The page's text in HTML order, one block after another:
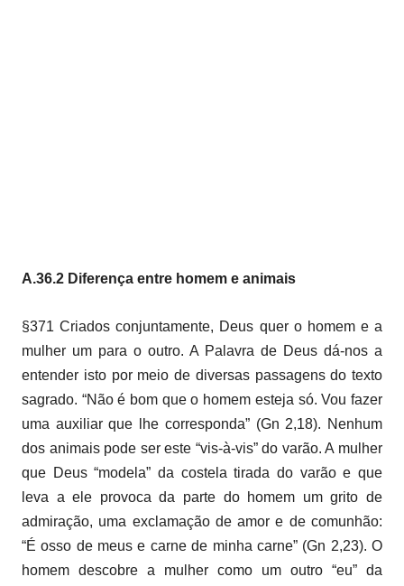
A.36.2 Diferença entre homem e animais
§371 Criados conjuntamente, Deus quer o homem e a
mulher um para o outro. A Palavra de Deus dá-nos a
entender isto por meio de diversas passagens do texto
sagrado. “Não é bom que o homem esteja só. Vou fazer
uma auxiliar que lhe corresponda” (Gn 2,18). Nenhum
dos animais pode ser este “vis-à-vis” do varão. A mulher
que Deus “modela” da costela tirada do varão e que
leva a ele provoca da parte do homem um grito de
admiração, uma exclamação de amor e de comunhão:
“É osso de meus e carne de minha carne” (Gn 2,23). O
homem descobre a mulher como um outro “eu” da